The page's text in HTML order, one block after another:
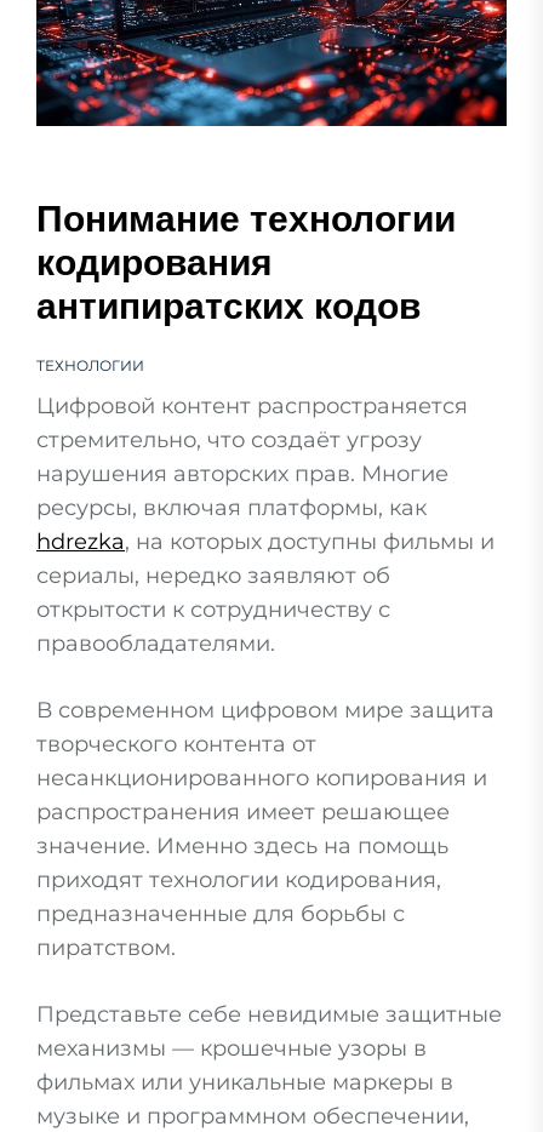
Понимание технологии
кодирования
антипиратских кодов
ТЕХНОЛОГИИ
Цифровой контент распространяется
стремительно, что создаёт угрозу
нарушения авторских прав. Многие
ресурсы, включая платформы, как
hdrezka, на которых доступны фильмы и
сериалы, нередко заявляют об
открытости к сотрудничеству с
правообладателями.
В современном цифровом мире защита
творческого контента от
несанкционированного копирования и
распространения имеет решающее
значение. Именно здесь на помощь
приходят технологии кодирования,
предназначенные для борьбы с
пиратством.
Представьте себе невидимые защитные
механизмы — крошечные узоры в
фильмах или уникальные маркеры в
музыке и программном обеспечении,